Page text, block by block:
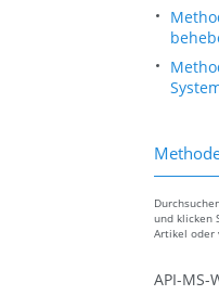
und klicken
Artikel oder
API-MS-